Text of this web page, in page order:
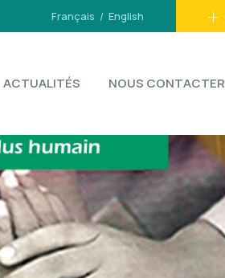
Français English
ACTUALITÉS NOUS CONTACTER